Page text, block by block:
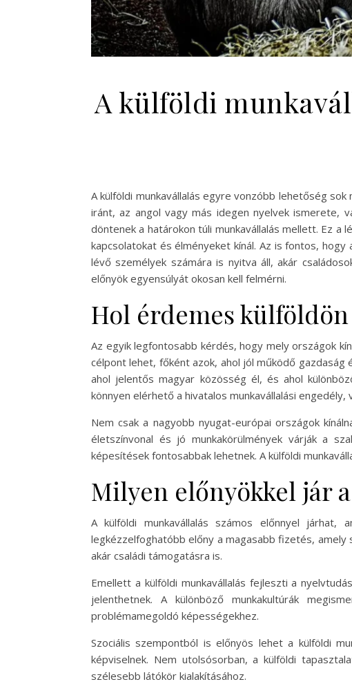
A külföldi
A külföldi munkavállalás egyre vonzóbb lehetőség
iránt, az angol vagy más idegen nyelvek ismerete,
döntenek a határokon túli munkavállalás mellett. Ez
kapcsolatokat és élményeket kínál. Az is fontos,
lévő személyek számára is nyitva áll, akár
előnyök egyensúlyát okosan kell felmérni.
Hol érdemes
Az egyik legfontosabb kérdés, hogy mely országok
célpont lehet, főként azok, ahol jól működő gazdaság
ahol jelentős magyar közösség él, és ahol
könnyen elérhető a hivatalos munkavállalási
Nem csak a nagyobb nyugat-európai országok
életszínvonal és jó munkakörülmények várják a
képesítések fontosabbak lehetnek. A külföldi
Milyen előnyökkel jár
A külföldi munkavállalás számos előnnyel
legkézzelfoghatóbb előny a magasabb fizetés,
akár családi támogatásra is.
Emellett a külföldi munkavállalás fejleszti a
jelenthetnek. A különböző munkakultúrák
problémamegoldó képességekhez.
Szociális szempontból is előnyös lehet a külföldi
képviselnek. Nem utolsósorban, a külföldi
szélesebb látókör kialakításához.